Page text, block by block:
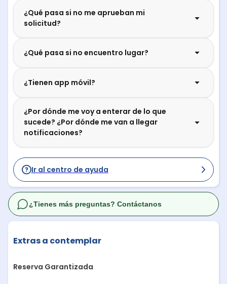
¿Qué pasa si no me aprueban mi
solicitud?
¿Qué pasa si no encuentro lugar?
¿Tienen app móvil?
¿Por dónde me voy a enterar de lo que
sucede? ¿Por dónde me van a llegar
notificaciones?
Ir al centro de ayuda
Extras a contemplar
Reserva Garantizada
¿Tienes más preguntas? Contáctanos